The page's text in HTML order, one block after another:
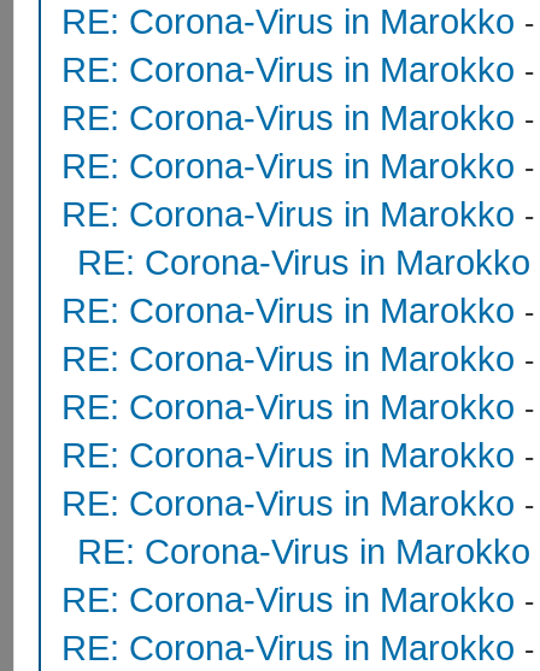
RE: Corona-Virus in Marokko
RE: Corona-Virus in Marokko
RE: Corona-Virus in Marokko
RE: Corona-Virus in Marokko
RE: Corona-Virus in Marokko
RE: Corona-Virus in Marokko
RE: Corona-Virus in Marokko
RE: Corona-Virus in Marokko
RE: Corona-Virus in Marokko
RE: Corona-Virus in Marokko
RE: Corona-Virus in Marokko
RE: Corona-Virus in Marokko
RE: Corona-Virus in Marokko
RE: Corona-Virus in Marokko